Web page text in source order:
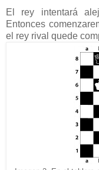
El rey intentará
Entonces
el rey rival quede